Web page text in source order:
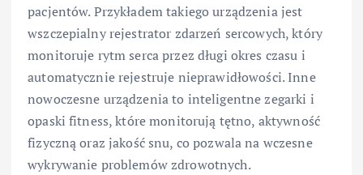
pacjentów. Przykładem takiego urządzenia jest
wszczepialny rejestrator zdarzeń sercowych, który
monitoruje rytm serca przez długi okres czasu i
automatycznie rejestruje nieprawidłowości. Inne
nowoczesne urządzenia to inteligentne zegarki i
opaski fitness, które monitorują tętno, aktywność
fizyczną oraz jakość snu, co pozwala na wczesne
wykrywanie problemów zdrowotnych.